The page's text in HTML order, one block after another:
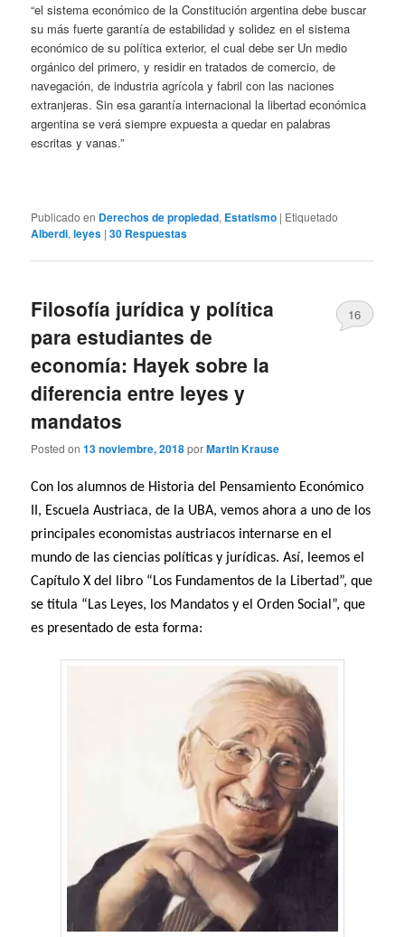
“el sistema económico de la Constitución argentina debe buscar
su más fuerte garantía de estabilidad y solidez en el sistema
económico de su política exterior, el cual debe ser Un medio
orgánico del primero, y residir en tratados de comercio, de
navegación, de industria agrícola y fabril con las naciones
extranjeras. Sin esa garantía internacional la libertad económica
argentina se verá siempre expuesta a quedar en palabras
escritas y vanas.”
Publicado en Derechos de propiedad, Estatismo | Etiquetado
Alberdi,leyes |30 Respuestas
Filosofía jurídica y política
para estudiantes de
economía: Hayek sobre la
diferencia entre leyes y
mandatos
Posted on13 noviembre, 2018porMartin Krause
16
Con los alumnos de Historia del Pensamiento Económico
II, Escuela Austriaca, de la UBA, vemos ahora a uno de los
principales economistas austriacos internarse en el
mundo de las ciencias políticas y jurídicas. Así, leemos el
Capítulo X del libro “Los Fundamentos de la Libertad”, que
se titula “Las Leyes, los Mandatos y el Orden Social”, que
es presentado de esta forma: